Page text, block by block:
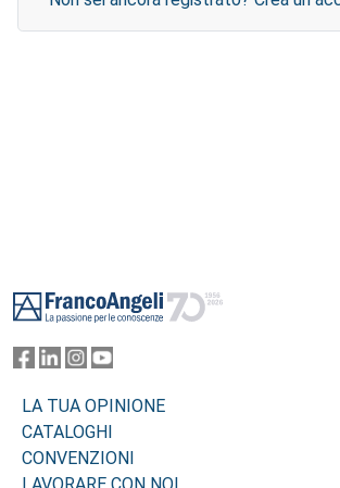
LA TUA OPINIONE
CATALOGHI
CONVENZIONI